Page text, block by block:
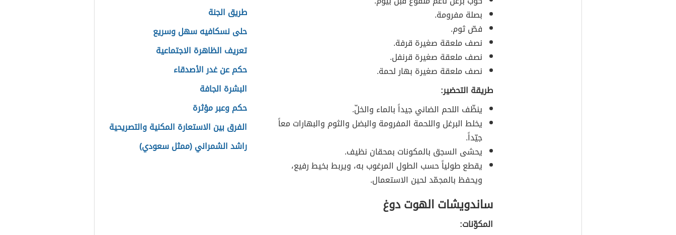
بصلة مفرومة.
فصّ ثوم.
نصف ملعقة صغيرة قرفة.
نصف ملعقة صغيرة قرنفل.
نصف ملعقة صغيرة بهار لحمة.
طريقة التحضير:
ينظّف اللحم الضاني جيداً بالماء والخلّ.
يخلط البرغل واللحمة المفرومة والبضل والثوم والبهارات معاً
جيّداً.
يحشى السجق بالمكونات بمحقان نظيف.
يقطع طولياً حسب الطول المرغوب به، ويربط بخيط رفيع،
ويحفظ بالمجمّد لحين الاستعمال.
ساندويشات الهوت دوغ
المكوّنات:
طريق الجنة
حلى نسكافيه سهل وسريع
تعريف الظاهرة الاجتماعية
حكم عن غدر الأصدقاء
البشرة الجافة
حكم وعبر مؤثرة
الفرق بين الاستعارة المكنية والتصريحية
راشد الشمراني (ممثل سعودي)